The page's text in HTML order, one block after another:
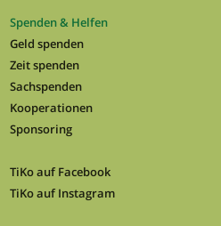
Spenden & Helfen
Geld spenden
Zeit spenden
Sachspenden
Kooperationen
Sponsoring
TiKo auf Facebook
TiKo auf Instagram